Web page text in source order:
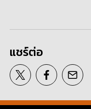
แชร์ต่อ